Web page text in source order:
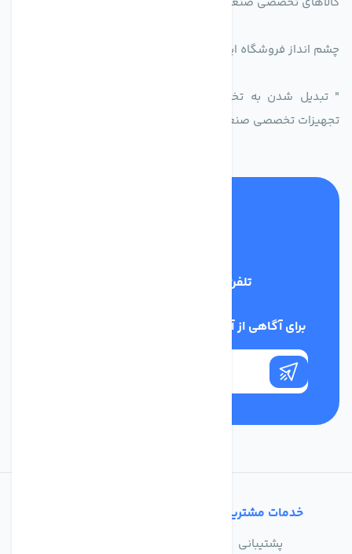
چشم انداز فروشگاه اینترنتی اکسین شاپ
" تبدیل شدن به تخصصی ترین و پر فروش ترین بازار مجازی
تجهیزات تخصصی صنعتی ایران
تلفن پشتیبانی
برای آگاهی از آخرین اخبار در خبرنامه ما عضو شوید
خدمات مشتریان
پشتیبانی